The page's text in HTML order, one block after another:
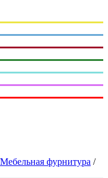
Мебельная фурнитура /